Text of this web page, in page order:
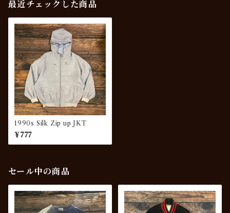
最近チェックした商品
1990s Silk Zip up JKT
¥777
セール中の商品